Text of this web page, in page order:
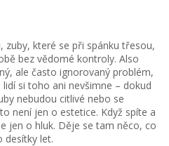
, zuby, které se při spánku třesou,
bez vědomé kontroly. Also
ale často ignorovaný problém,
lidí si toho ani nevšimne – dokud
nebudou citlivé nebo se
není jen o estetice. Když spíte a
jen o hluk. Děje se tam něco, co
desítky let.